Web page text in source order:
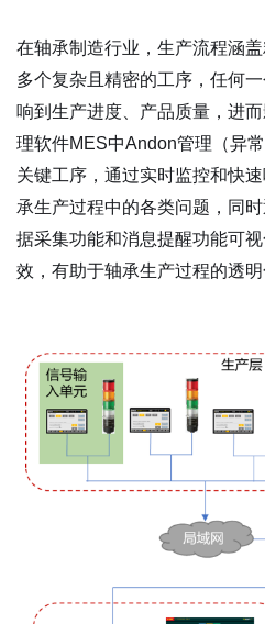
解决方案
客户案例
资讯动态
关于我们
在轴承制造行业，生产流程涵
多个复杂且精密的工序，任何
响到生产进度、产品质量，进
理软件MES中Andon管理（异
关键工序，通过实时监控和快
承生产过程中的各类问题，同
据采集功能和消息提醒功能可
效，有助于轴承生产过程的透明
详情致电